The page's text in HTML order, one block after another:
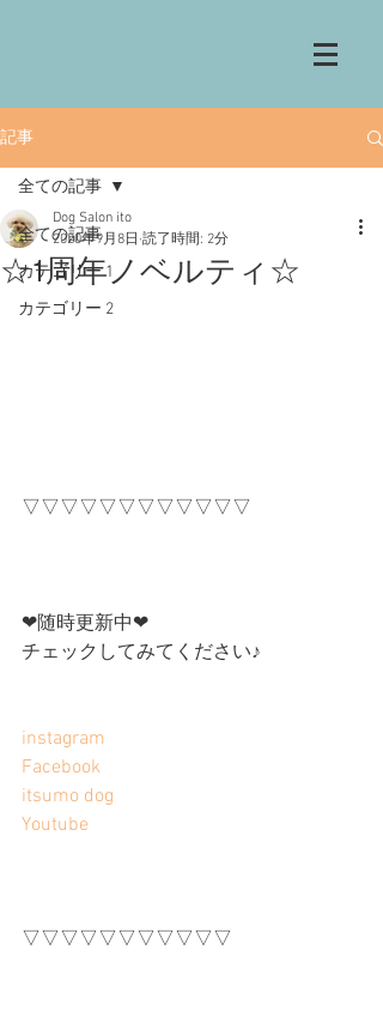
記事
全ての記事
カテゴリー 1
カテゴリー 2
全ての記事
☆1周年ノベルティ☆
Dog Salon ito
2020年9月8日 読了時間: 2分
▽▽▽▽▽▽▽▽▽▽▽▽
❤︎随時更新中❤︎
チェックしてみてください♪
instagram
Facebook
itsumo dog
Youtube
▽▽▽▽▽▽▽▽▽▽▽